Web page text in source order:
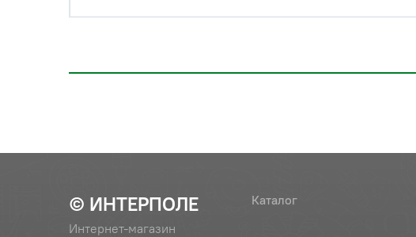
© ИНТЕРПОЛЕ
Интернет-магазин
Каталог